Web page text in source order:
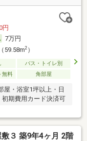
円
7万円
59.58m2）
バス・トイレ別
無料 角部屋
屋・浴室1坪以上・日
期費用カード決済可
３ 築9年4ヶ月 2階